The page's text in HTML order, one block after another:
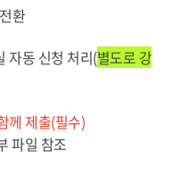
환
자동 신청 처리(별도로 강
께 제출(필수)
파일 참조